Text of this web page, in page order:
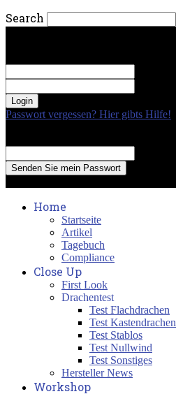
Search
Passwort vergessen? Hier gibts Hilfe!
Home
Startseite
Artikel
Tagebuch
Compliance
Close Up
First Look
Drachentest
Test Flachdrachen
Test Kastendrachen
Test Stablos
Test Nullwind
Test Sonstiges
Hersteller News
Workshop